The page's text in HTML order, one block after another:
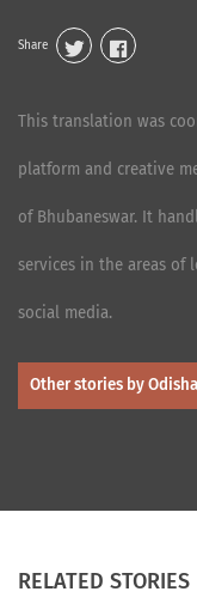
Share
This translation was
platform and creative
of Bhubaneswar. It
services in the areas
social media.
Other stories by
RELATED STORIES